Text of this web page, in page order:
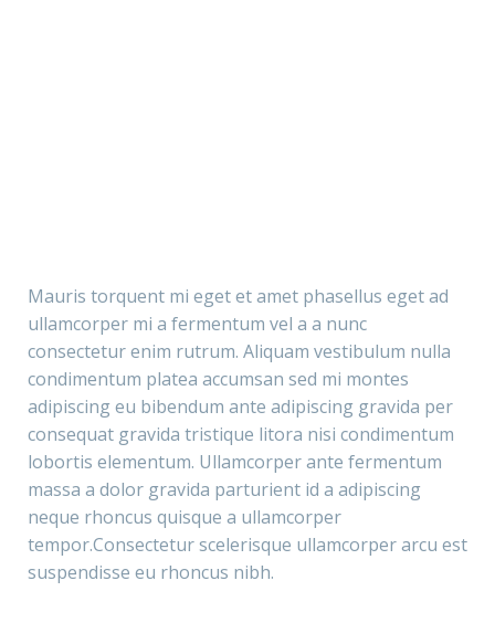
Mauris torquent mi eget et amet phasellus eget ad
ullamcorper mi a fermentum vel a a nunc
consectetur enim rutrum. Aliquam vestibulum nulla
condimentum platea accumsan sed mi montes
adipiscing eu bibendum ante adipiscing gravida per
consequat gravida tristique litora nisi condimentum
lobortis elementum. Ullamcorper ante fermentum
massa a dolor gravida parturient id a adipiscing
neque rhoncus quisque a ullamcorper
tempor.Consectetur scelerisque ullamcorper arcu est
suspendisse eu rhoncus nibh.